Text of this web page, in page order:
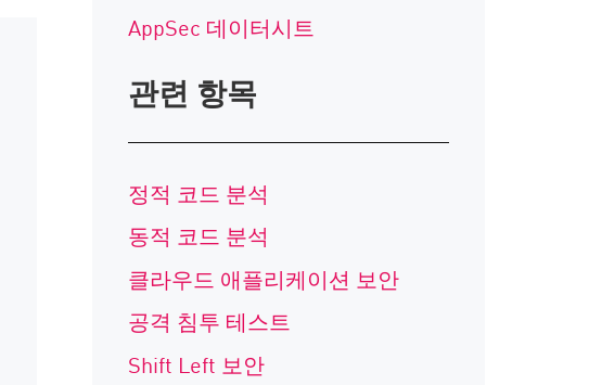
AppSec 데이터시트
관련 항목
정적 코드 분석
동적 코드 분석
클라우드 애플리케이션 보안
공격 침투 테스트
Shift Left 보안